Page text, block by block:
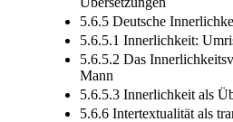
5.6.5 Deutsche
5.6.5.1 Innerlichkeit:
5.6.5.2 Das
Mann
5.6.5.3 Innerlichkeit als
5.6.6 Intertextualität als